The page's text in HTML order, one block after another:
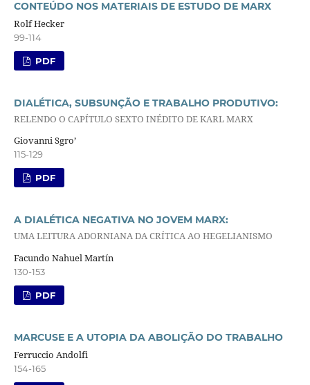
CONTEÚDO NOS MATERIAIS DE ESTUDO DE MARX
Rolf Hecker
99-114
PDF
DIALÉTICA, SUBSUNÇÃO E TRABALHO PRODUTIVO:
RELENDO O CAPÍTULO SEXTO INÉDITO DE KARL MARX
Giovanni Sgro’
115-129
PDF
A DIALÉTICA NEGATIVA NO JOVEM MARX:
UMA LEITURA ADORNIANA DA CRÍTICA AO HEGELIANISMO
Facundo Nahuel Martín
130-153
PDF
MARCUSE E A UTOPIA DA ABOLIÇÃO DO TRABALHO
Ferruccio Andolfi
154-165